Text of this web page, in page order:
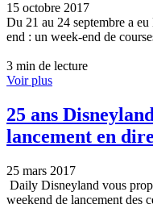
15 octobre 2017
Du 21 au 24 septembre a
end : un week-end de
3 min de lecture
Voir plus
25 ans
lancement en
25 mars 2017
Daily Disneyland vous
weekend de lancement des